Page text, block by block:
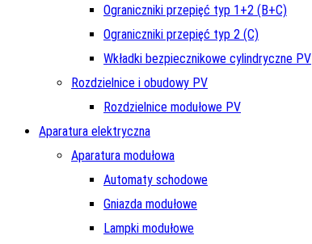
Ograniczniki przepięć typ 1+2 (B+C)
Ograniczniki przepięć typ 2 (C)
Wkładki bezpiecznikowe cylindryczne PV
Rozdzielnice i obudowy PV
Rozdzielnice modułowe PV
Aparatura elektryczna
Aparatura modułowa
Automaty schodowe
Gniazda modułowe
Lampki modułowe